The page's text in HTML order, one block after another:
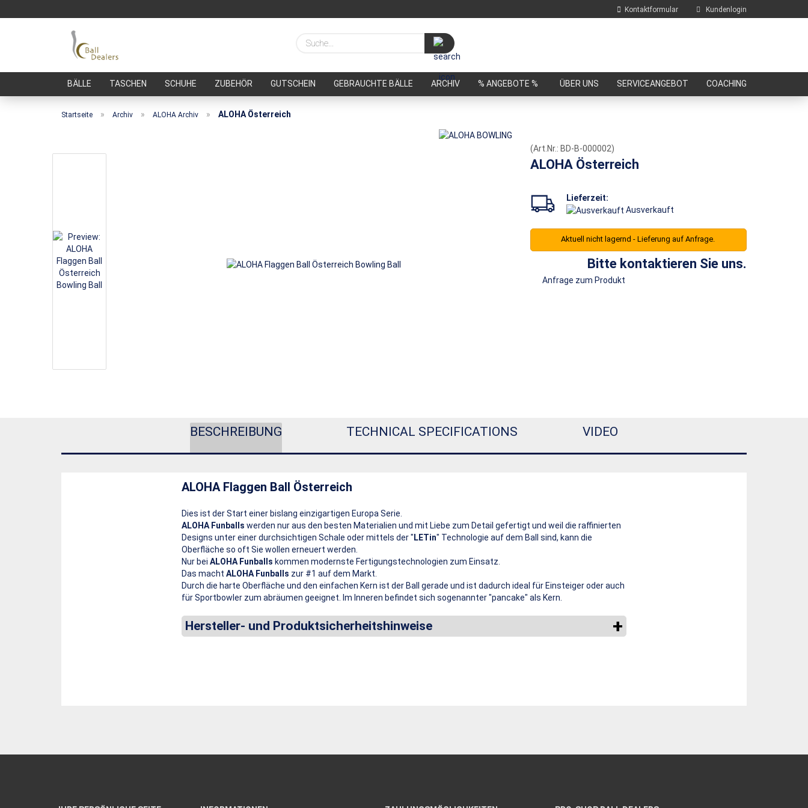
Kontaktformular Kundenlogin
E-Mail
Passwort vergessen?
Suche...
BÄLLE TASCHEN SCHUHE ZUBEHÖR GUTSCHEIN GEBRAUCHTE BÄLLE ARCHIV % ANGEBOTE % ÜBER UNS SERVICEANGEBOT COACHING
Startseite » Archiv » ALOHA Archiv » ALOHA Österreich
(Art.Nr.: BD-B-000002)
ALOHA Österreich
Lieferzeit:
Ausverkauft
Aktuell nicht lagernd - Lieferung auf Anfrage.
Bitte kontaktieren Sie uns.
Anfrage zum Produkt
BESCHREIBUNG TECHNICAL SPECIFICATIONS VIDEO
ALOHA Flaggen Ball Österreich
Dies ist der Start einer bislang einzigartigen Europa Serie.
ALOHA Funballs werden nur aus den besten Materialien und mit Liebe zum Detail gefertigt und weil die raffinierten
Designs unter einer durchsichtigen Schale oder mittels der " LETin" Technologie auf dem Ball sind, kann die
Oberfläche so oft Sie wollen erneuert werden.
Nur bei ALOHA Funballs kommen modernste Fertigungstechnologien zum Einsatz.
Das macht ALOHA Funballs zur #1 auf dem Markt.
Durch die harte Oberfläche und den einfachen Kern ist der Ball gerade und ist dadurch ideal für Einsteiger oder auch
für Sportbowler zum abräumen geeignet. Im Inneren befindet sich sogenannter "pancake" als Kern.
Hersteller- und Produktsicherheitshinweise